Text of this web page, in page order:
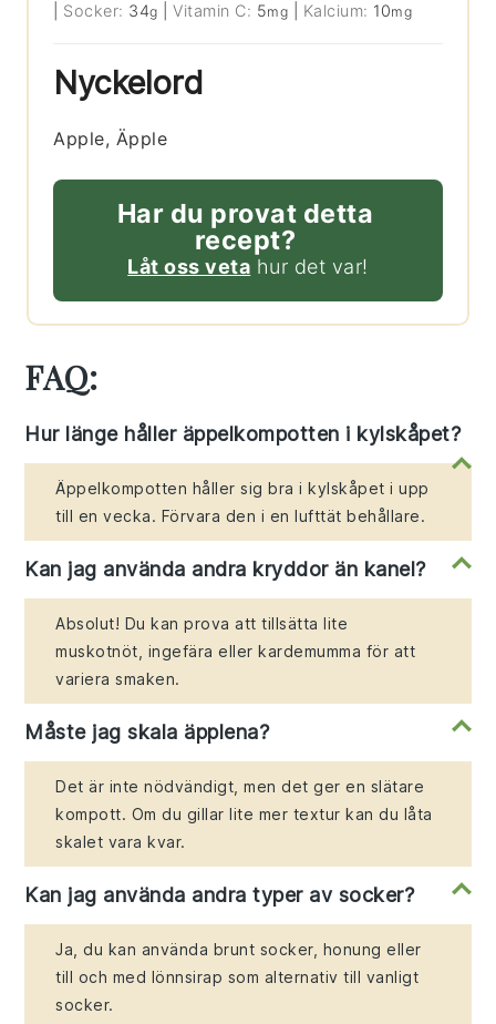
Socker: 34g |Vitamin C: 5mg Kalcium: 10mg
Nyckelord
Apple, Äpple
Har du provat detta
recept?
Låt oss veta hur det var!
FAQ:
Hur länge håller äppelkompotten i kylskåpet?
Äppelkompotten håller sig bra i kylskåpet i upp
till en vecka. Förvara den i en lufttät behållare.
Kan jag använda andra kryddor än kanel?
Absolut! Du kan prova att tillsätta lite
muskotnöt, ingefära eller kardemumma för att
variera smaken.
Måste jag skala äpplena?
Det är inte nödvändigt, men det ger en slätare
kompott. Om du gillar lite mer textur kan du låta
skalet vara kvar.
Kan jag använda andra typer av socker?
Ja, du kan använda brunt socker, honung eller
till och med lönnsirap som alternativ till vanligt
socker.